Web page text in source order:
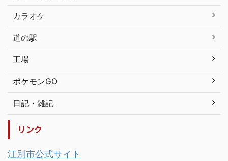
カラオケ
道の駅
工場
ポケモンGO
日記・雑記
リンク
江別市公式サイト